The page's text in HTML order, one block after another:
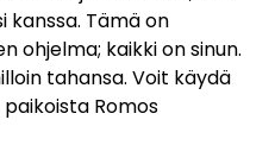
kanssa. Tämä on
ohjelma; kaikki on sinun.
tahansa. Voit käydä
Romos